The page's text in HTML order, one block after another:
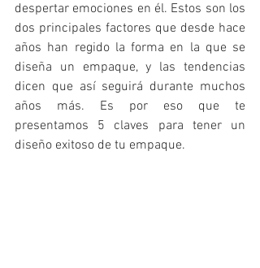
despertar emociones en él. Estos son los
dos principales factores que desde hace
años han regido la forma en la que se
diseña un empaque, y las tendencias
dicen que así seguirá durante muchos
años más. Es por eso que te
presentamos 5 claves para tener un
diseño exitoso de tu empaque.